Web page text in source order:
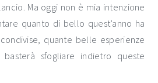
Ma oggi non è mia intenzione
quanto di bello quest’anno ha
quante belle esperienze
sfogliare indietro queste